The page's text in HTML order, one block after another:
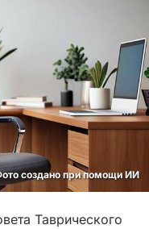
создано при помощи ИИ
Таврического